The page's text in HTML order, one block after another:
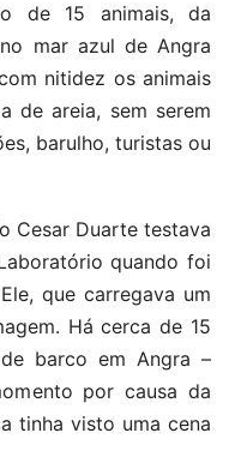
de 15 animais, da
mar azul de Angra
nitidez os animais
de areia, sem serem
barulho, turistas ou
Cesar Duarte testava
quando foi
que carregava um
Há cerca de 15
barco em Angra –
por causa da
tinha visto uma cena